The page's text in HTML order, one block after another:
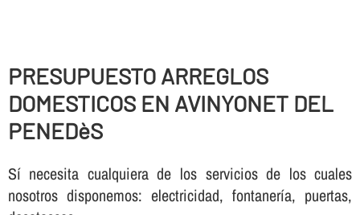
PRESUPUESTO ARREGLOS
DOMESTICOS EN AVINYONET DEL
PENEDèS
Sí necesita cualquiera de los servicios de los cuales
nosotros disponemos: electricidad, fontanería, puertas,